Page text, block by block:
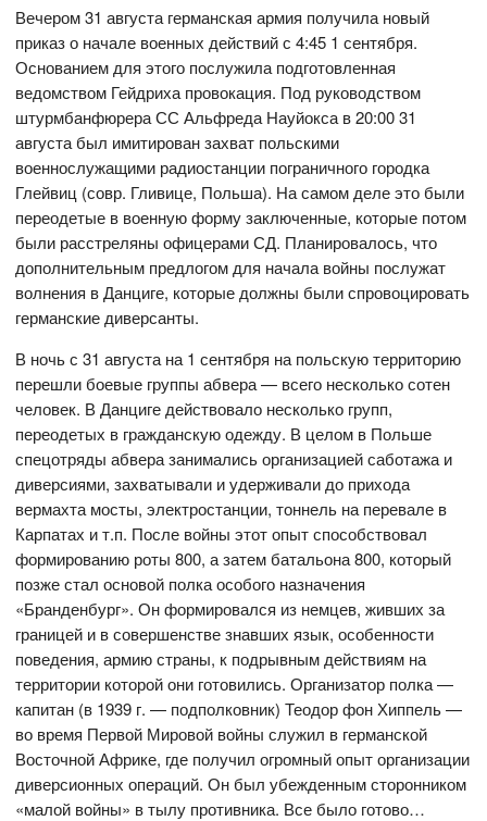
Вечером 31 августа германская армия получила новый
приказ о начале военных действий с 4:45 1 сентября.
Основанием для этого послужила подготовленная
ведомством Гейдриха провокация. Под руководством
штурмбанфюрера СС Альфреда Науйокса в 20:00 31
августа был имитирован захват польскими
военнослужащими радиостанции пограничного городка
Глейвиц (совр. Гливице, Польша). На самом деле это были
переодетые в военную форму заключенные, которые потом
были расстреляны офицерами СД. Планировалось, что
дополнительным предлогом для начала войны послужат
волнения в Данциге, которые должны были спровоцировать
германские диверсанты.
В ночь с 31 августа на 1 сентября на польскую территорию
перешли боевые группы абвера — всего несколько сотен
человек. В Данциге действовало несколько групп,
переодетых в гражданскую одежду. В целом в Польше
спецотряды абвера занимались организацией саботажа и
диверсиями, захватывали и удерживали до прихода
вермахта мосты, электростанции, тоннель на перевале в
Карпатах и т.п. После войны этот опыт способствовал
формированию роты 800, а затем батальона 800, который
позже стал основой полка особого назначения
«Бранденбург». Он формировался из немцев, живших за
границей и в совершенстве знавших язык, особенности
поведения, армию страны, к подрывным действиям на
территории которой они готовились. Организатор полка —
капитан (в 1939 г. — подполковник) Теодор фон Хиппель —
во время Первой Мировой войны служил в германской
Восточной Африке, где получил огромный опыт организации
диверсионных операций. Он был убежденным сторонником
«малой войны» в тылу противника. Все было готово…